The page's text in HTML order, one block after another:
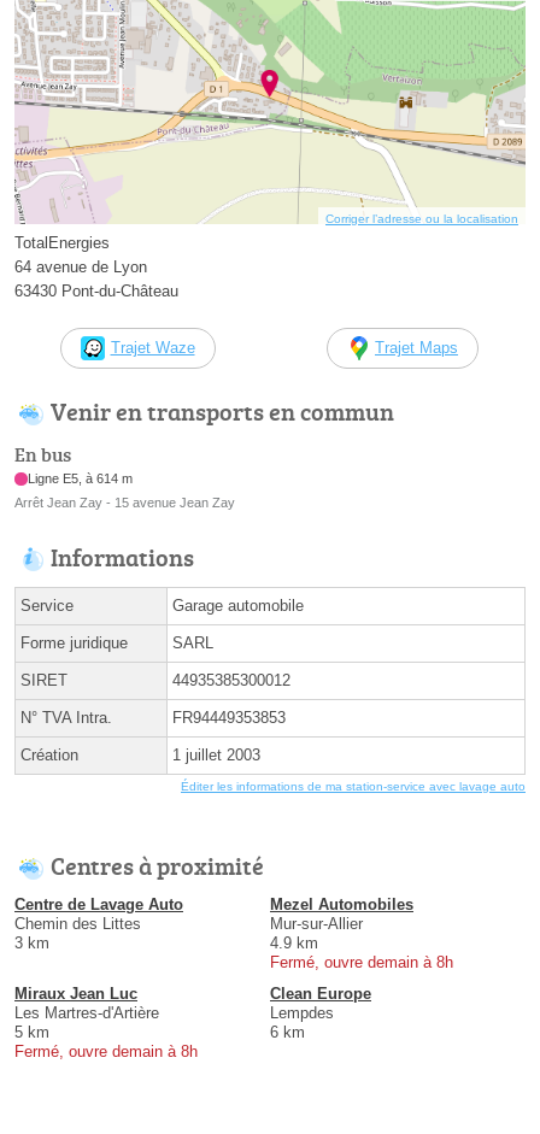
Corriger l’adresse ou la localisation
TotalEnergies
64 avenue de Lyon
63430 Pont-du-Château
Trajet Waze Trajet Maps
Venir en transports en commun
En bus
Ligne E5, à 614 m
Arrêt Jean Zay - 15 avenue Jean Zay
Informations
Service Garage automobile
Forme juridique SARL
SIRET 44935385300012
N° TVA Intra. FR94449353853
Création 1 juillet 2003
Éditer les informations de ma station-service avec lavage auto
Centres à proximité
Centre de Lavage Auto
Chemin des Littes
3 km
Mezel Automobiles
Mur-sur-Allier
4.9 km
Fermé, ouvre demain à 8h
Miraux Jean Luc
Les Martres-d'Artière
5 km
Fermé, ouvre demain à 8h
Clean Europe
Lempdes
6 km